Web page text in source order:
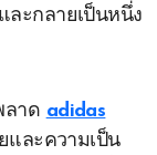
ละกลายเป็นหนึ่ง
ลาด adidas
และความเป็น